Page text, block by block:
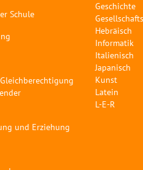
Schule
und Erziehung
Geschichte
Hebräisch
Informatik
Italienisch
Japanisch
Kunst
Latein
L-E-R